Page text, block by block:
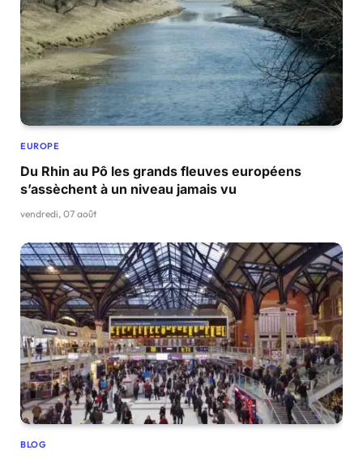
EUROPE
Du Rhin au Pô les grands fleuves européens
s’assèchent à un niveau jamais vu
vendredi, 07 août
BLOG